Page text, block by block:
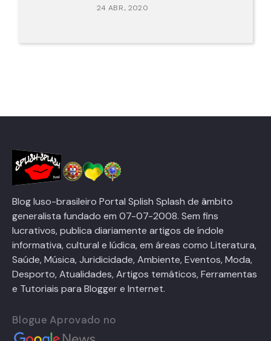
24 ABR., 2020
Blog luso-brasileiro Portal Splish Splash de âmbito
generalista fundado em 07-07-2008. Sem fins
lucrativos, publica diariamente artigos de índole
informativa, cultural e lúdica, em áreas como Literatura,
Saúde, Música, Juridicidade, Ambiente, Eventos, Moda,
Desporto, Atualidades, Artigos temáticos, Ferramentas
e Tutoriais para Blogger e Internet.
Blogue Aprovado no